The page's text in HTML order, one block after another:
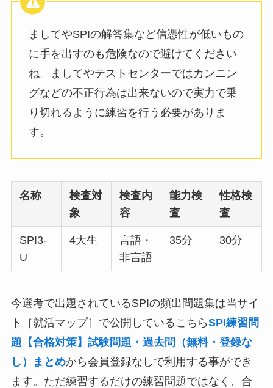
ましてやSPIの解答集など信憑性が低いもの
に手を出すのも危険なので避けてください
ね。ましてやテストセンターではカンニン
グなどの不正行為は出来ないので実力で乗
り切れるように練習を行う必要がありま
す。
名称
検査対
象
検査内
容
能力検
査
性格検
査
SPI3-
U
4大生
言語・
非言語
35分 30分
今選考で出題されているSPIの頻出問題集は当サイ
ト［就活マップ］で公開しているこちらSPI練習問
題【合格対策】試験問題・過去問（無料・登録な
し）まとめから会員登録なしで利用する事ができ
ます。ただ練習するだけの練習問題ではなく、合